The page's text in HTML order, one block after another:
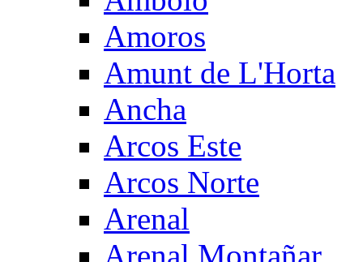
Amoros
Amunt de L'Horta
Ancha
Arcos Este
Arcos Norte
Arenal
Arenal Montañar